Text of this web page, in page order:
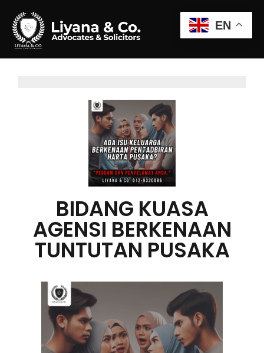
BIDANG KUASA
AGENSI BERKENAAN
TUNTUTAN PUSAKA
EN